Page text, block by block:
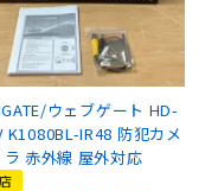
ウェブゲート HD-
K1080BL-IR48 防犯カメ
ラ 赤外線 屋外対応